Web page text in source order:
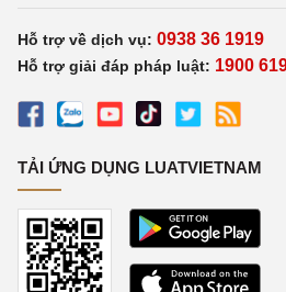
Hỗ trợ về dịch vụ: 0938 36 1919
Hỗ trợ giải đáp pháp luật: 1900
TẢI ỨNG DỤNG LUATVIETNAM